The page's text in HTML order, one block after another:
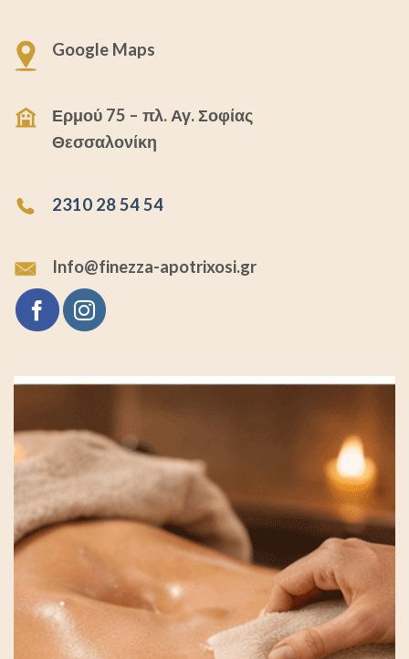
Google Maps
Ερμού 75 – πλ. Αγ. Σοφίας
Θεσσαλονίκη
2310 28 54 54
Info@finezza-apotrixosi.gr